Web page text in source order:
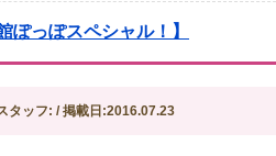
ぽっぽスペシャル！】
タッフ: / 掲載日:2016.07.23